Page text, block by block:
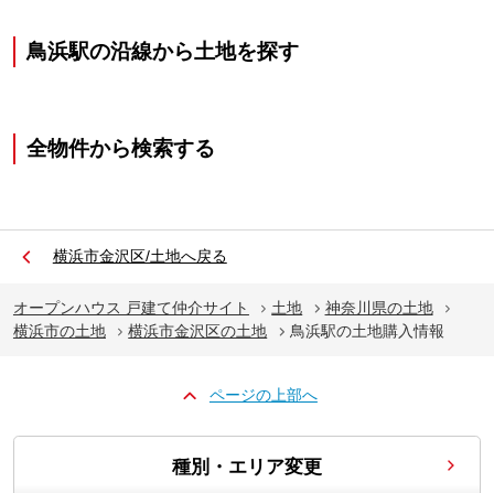
鳥浜駅の沿線から土地を探す
全物件から検索する
横浜市金沢区/土地へ戻る
オープンハウス 戸建て仲介サイト 土地
神奈川県の土地
横浜市の土地
横浜市金沢区の土地 鳥浜駅の土地購入情報
ページの上部へ
種別・エリア変更